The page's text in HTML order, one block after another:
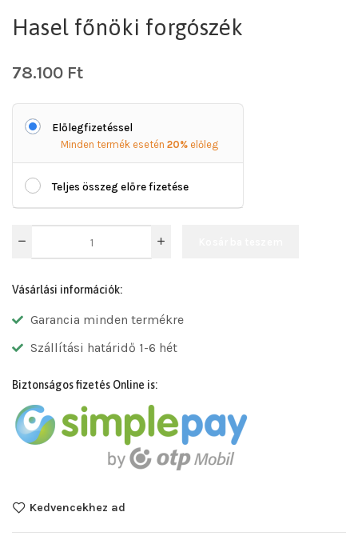
Hasel főnöki forgószék
78.100 Ft
Előlegfizetéssel
Minden termék esetén 20% előleg
Teljes összeg előre fizetése
Vásárlási információk:
Garancia minden termékre
Szállítási határidő 1-6 hét
Biztonságos fizetés Online is:
Kedvencekhez ad